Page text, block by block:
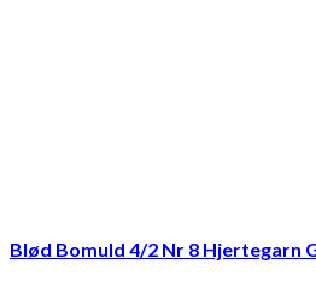
Blød Bomuld 4/2 Nr 8 Hjertegarn